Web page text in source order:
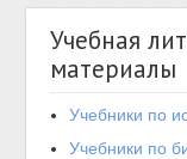
Учебная
материалы
Учебники по
Учебники по